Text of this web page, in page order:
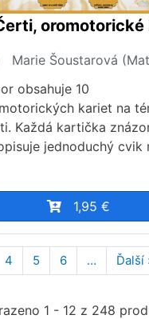
obsahuje 10
kariet na
Každá kartička
jednoduchý cvik
1,95 €
4 5 6 … Ďalší
1 - 12 z 248